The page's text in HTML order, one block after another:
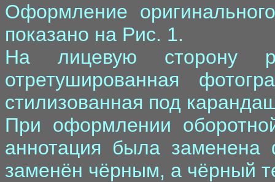
Оформление
показано на Рис. 1.
На лицевую сторону
отретушированная
стилизованная под
При оформлении
аннотация была
заменён чёрным, а чёрный